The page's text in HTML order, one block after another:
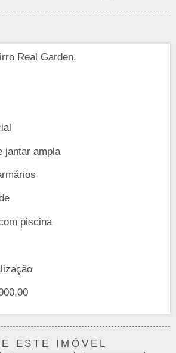
Real Garden.
jantar ampla
piscina
ESTE IMÓVEL